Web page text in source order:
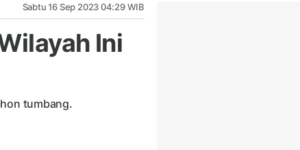
Sabtu 16 Sep 2023 04:29 WIB
Ini
tumbang.